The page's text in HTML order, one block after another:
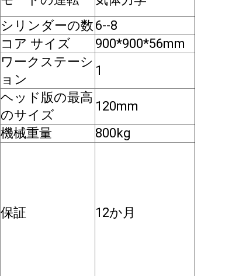
シリンダーの数 6--8
コア サイズ
900*900*56mm
ワークステーシ
ョン
1
ヘッド版の最高
のサイズ
120mm
機械重量 800kg
保証 12か月